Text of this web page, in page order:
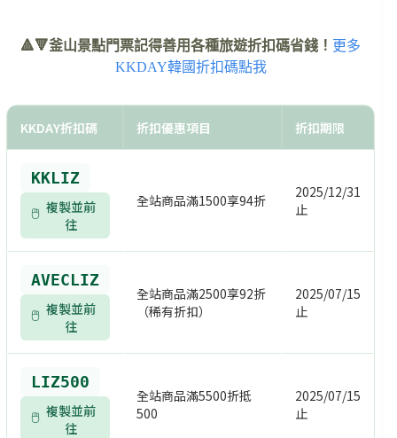
🔺🔻釜山景點門票記得善用各種旅遊折扣碼省錢！ 更多
KKDAY韓國折扣碼點我
KKDAY折扣碼 折扣優惠項目 折扣期限
KKLIZ
複製並前
往
全站商品滿1500享94折
2025/12/31
止
AVECLIZ
複製並前
往
全站商品滿2500享92折
（稀有折扣）
2025/07/15
止
LIZ500
複製並前
往
全站商品滿5500折抵
500
2025/07/15
止